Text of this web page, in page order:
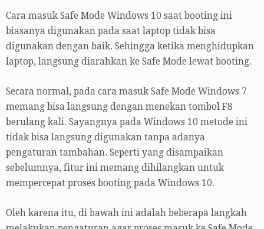
Cara masuk Safe Mode Windows 10 saat booting ini
biasanya digunakan pada saat laptop tidak bisa
digunakan dengan baik. Sehingga ketika menghidupkan
laptop, langsung diarahkan ke Safe Mode lewat booting.
Secara normal, pada cara masuk Safe Mode Windows 7
memang bisa langsung dengan menekan tombol F8
berulang kali. Sayangnya pada Windows 10 metode ini
tidak bisa langsung digunakan tanpa adanya
pengaturan tambahan. Seperti yang disampaikan
sebelumnya, fitur ini memang dihilangkan untuk
mempercepat proses booting pada Windows 10.
Oleh karena itu, di bawah ini adalah beberapa langkah